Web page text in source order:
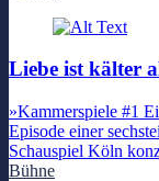
Liebe ist kälter
»Kammerspiele #1
Episode einer
Schauspiel Köln
Bühne